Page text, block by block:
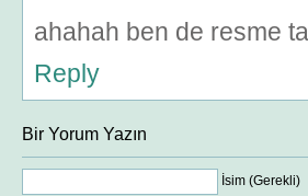
ahahah ben de resme
Reply
Bir Yorum Yazın
İsim (Gerekli)